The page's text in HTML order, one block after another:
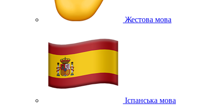
Жестова мова
Іспанська мова